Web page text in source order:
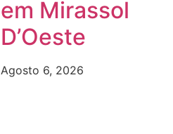
em Mirassol
D’Oeste
Agosto 6, 2026